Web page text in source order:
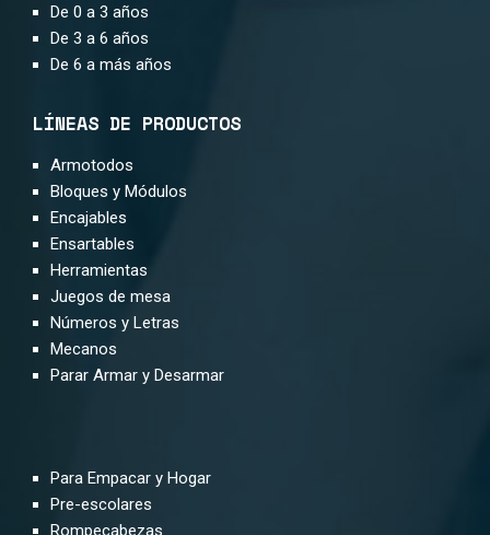
De 0 a 3 años
De 3 a 6 años
De 6 a más años
LÍNEAS DE PRODUCTOS
Armotodos
Bloques y Módulos
Encajables
Ensartables
Herramientas
Juegos de mesa
Números y Letras
Mecanos
Parar Armar y Desarmar
Para Empacar y Hogar
Pre-escolares
Rompecabezas